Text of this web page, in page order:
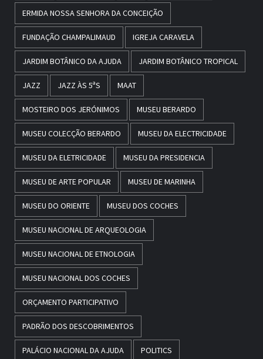
ERMIDA NOSSA SENHORA DA CONCEIÇÃO
FUNDAÇÃO CHAMPALIMAUD IGREJA CARAVELA
JARDIM BOTÂNICO DA AJUDA JARDIM BOTÂNICO TROPICAL
JAZZ JAZZ ÀS 5ªS MAAT
MOSTEIRO DOS JERÓNIMOS MUSEU BERARDO
MUSEU COLECÇÃO BERARDO MUSEU DA ELECTRICIDADE
MUSEU DA ELETRICIDADE MUSEU DA PRESIDENCIA
MUSEU DE ARTE POPULAR MUSEU DE MARINHA
MUSEU DO ORIENTE MUSEU DOS COCHES
MUSEU NACIONAL DE ARQUEOLOGIA
MUSEU NACIONAL DE ETNOLOGIA
MUSEU NACIONAL DOS COCHES
ORÇAMENTO PARTICIPATIVO
PADRÃO DOS DESCOBRIMENTOS
PALÁCIO NACIONAL DA AJUDA POLITICS